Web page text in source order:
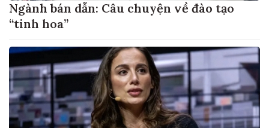
Ngành bán dẫn: Câu chuyện về đào tạo
“tinh hoa”